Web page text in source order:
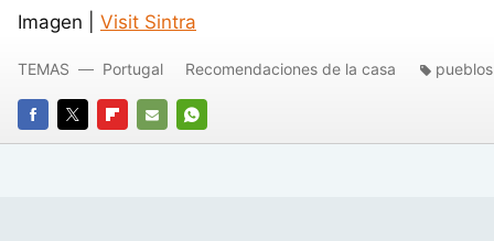
Imagen | Visit Sintra
FACEBOOK
TWITTERFLIPBOARD
E-
WHATSAPP
TEMAS Portugal Recomendaciones de la casa